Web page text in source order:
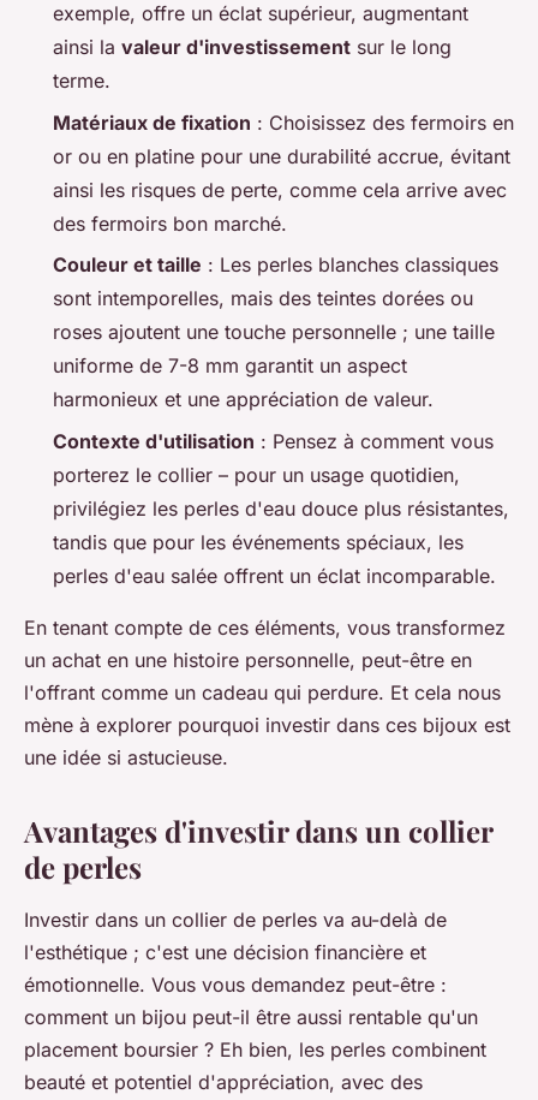
exemple, offre un éclat supérieur, augmentant
ainsi la valeur d'investissement sur le long
terme.
Matériaux de fixation : Choisissez des fermoirs en
or ou en platine pour une durabilité accrue, évitant
ainsi les risques de perte, comme cela arrive avec
des fermoirs bon marché.
Couleur et taille : Les perles blanches classiques
sont intemporelles, mais des teintes dorées ou
roses ajoutent une touche personnelle ; une taille
uniforme de 7-8 mm garantit un aspect
harmonieux et une appréciation de valeur.
Contexte d'utilisation : Pensez à comment vous
porterez le collier – pour un usage quotidien,
privilégiez les perles d'eau douce plus résistantes,
tandis que pour les événements spéciaux, les
perles d'eau salée offrent un éclat incomparable.
En tenant compte de ces éléments, vous transformez
un achat en une histoire personnelle, peut-être en
l'offrant comme un cadeau qui perdure. Et cela nous
mène à explorer pourquoi investir dans ces bijoux est
une idée si astucieuse.
Avantages d'investir dans un collier
de perles
Investir dans un collier de perles va au-delà de
l'esthétique ; c'est une décision financière et
émotionnelle. Vous vous demandez peut-être :
comment un bijou peut-il être aussi rentable qu'un
placement boursier ? Eh bien, les perles combinent
beauté et potentiel d'appréciation, avec des